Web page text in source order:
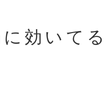
効いてる